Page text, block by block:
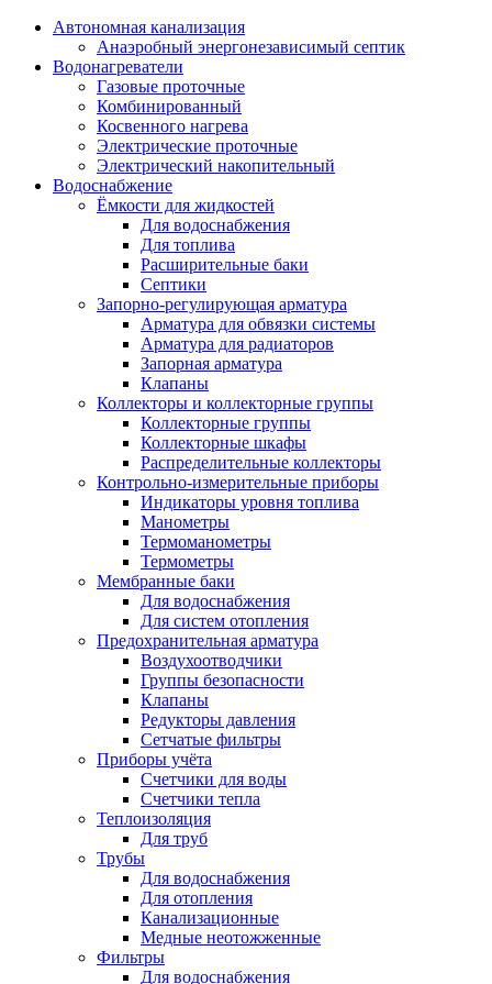
Автономная канализация
Анаэробный энергонезависимый септик
Водонагреватели
Газовые проточные
Комбинированный
Косвенного нагрева
Электрические проточные
Электрический накопительный
Водоснабжение
Ёмкости для жидкостей
Для водоснабжения
Для топлива
Расширительные баки
Септики
Запорно-регулирующая арматура
Арматура для обвязки системы
Арматура для радиаторов
Запорная арматура
Клапаны
Коллекторы и коллекторные группы
Коллекторные группы
Коллекторные шкафы
Распределительные коллекторы
Контрольно-измерительные приборы
Индикаторы уровня топлива
Манометры
Термоманометры
Термометры
Мембранные баки
Для водоснабжения
Для систем отопления
Предохранительная арматура
Воздухоотводчики
Группы безопасности
Клапаны
Редукторы давления
Сетчатые фильтры
Приборы учёта
Счетчики для воды
Счетчики тепла
Теплоизоляция
Для труб
Трубы
Для водоснабжения
Для отопления
Канализационные
Медные неотожженные
Фильтры
Для водоснабжения